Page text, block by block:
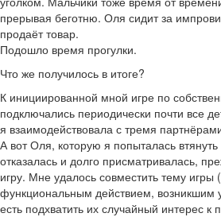
прерывая беготню. Оля сидит за
продаёт товар.
Подошло время прогулки.
Что же получилось в итоге?
К инициированной мной игре по
подключались периодически почти все
я взаимодействовала с тремя
А вот Оля, которую я попыталась
отказалась и долго присматривалась,
игру. Мне удалось совместить тему игры
функциональным действием, возникшим
есть подхватить их случайный интерес